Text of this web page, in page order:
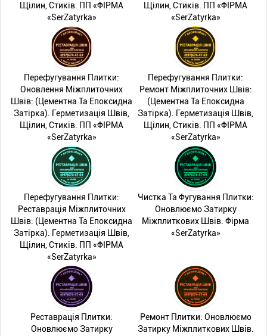
Щілин, Стиків. ПП «ФІРМА
«SerZatyrka»
Щілин, Стиків. ПП «ФІРМА
«SerZatyrka»
Перефугування Плитки:
Оновлення Міжплиточних
Швів: (Цементна Та Епоксидна
Затірка). Герметизація Швів,
Щілин, Стиків. ПП «ФІРМА
«SerZatyrka»
Перефугування Плитки:
Ремонт Міжплиточних Швів:
(Цементна Та Епоксидна
Затірка). Герметизація Швів,
Щілин, Стиків. ПП «ФІРМА
«SerZatyrka»
Перефугування Плитки:
Реставрація Міжплиточних
Швів: (Цементна Та Епоксидна
Затірка). Герметизація Швів,
Щілин, Стиків. ПП «ФІРМА
«SerZatyrka»
Чистка Та Фугування Плитки:
Оновлюємо Затирку
Міжплиткових Швів. Фірма
«SerZatyrka»
Реставрація Плитки:
Оновлюємо Затирку
Ремонт Плитки: Оновлюємо
Затирку Міжплиткових Швів.